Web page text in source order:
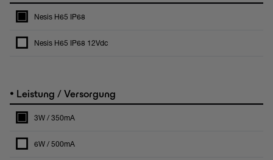
Nesis H65 IP68
Nesis H65 IP68 12Vdc
• Leistung / Versorgung
3W / 350mA
6W / 500mA